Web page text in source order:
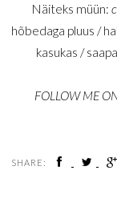
Näiteks müün:
hõbedaga pluus /
kasukas /
FOLLOW ME
SHARE: